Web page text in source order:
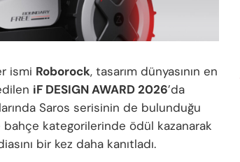
ismi Roborock, tasarım dünyasının en
iF DESIGN AWARD 2026’da
Saros serisinin de bulunduğu
kategorilerinde ödül kazanarak
bir kez daha kanıtladı.